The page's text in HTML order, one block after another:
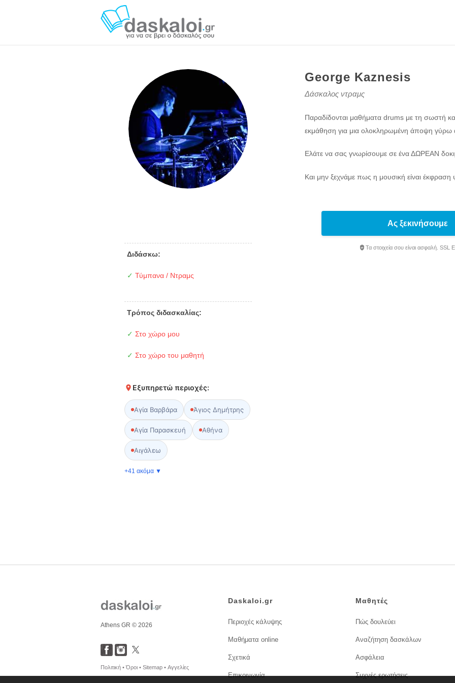
George Kaznesis
Δάσκαλος ντραμς
Παραδίδονται μαθήματα drums με τη σωστή
εκμάθηση για μια ολοκληρωμένη άποψη γύρω
Ελάτε να σας γνωρίσουμε σε ένα ΔΩΡΕΑΝ
Και μην ξεχνάμε πως η μουσική είναι έκφραση
Διδάσκω:
✓ Τύμπανα / Ντραμς
Τρόπος διδασκαλίας:
✓ Στο χώρο μου
✓ Στο χώρο του μαθητή
Εξυπηρετώ περιοχές:
Αγία Βαρβάρα Άγιος Δημήτρης
Αγία Παρασκευή Αθήνα
Αιγάλεω
+41 ακόμα ▼
Ας ξεκινήσουμε
Τα στοιχεία σου είναι ασφαλή. SSL
Athens GR © 2026
Πολιτική •Όροι • Sitemap • Αγγελίες
Daskaloi.gr
Περιοχές κάλυψης
Μαθήματα online
Σχετικά
Επικοινωνία
Μαθητές
Πώς δουλεύει
Αναζήτηση δασκάλων
Ασφάλεια
Συχνές ερωτήσεις